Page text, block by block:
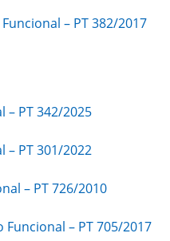
– PT 382/2017
– PT 342/2025
– PT 301/2022
– PT 726/2010
– PT 705/2017